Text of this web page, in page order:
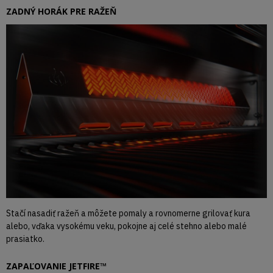
ZADNÝ HORÁK PRE RAŽEŇ
Stačí nasadiť ražeň a môžete pomaly a rovnomerne grilovať kura
alebo, vďaka vysokému veku, pokojne aj celé stehno alebo malé
prasiatko.
ZAPAĽOVANIE JETFIRE™